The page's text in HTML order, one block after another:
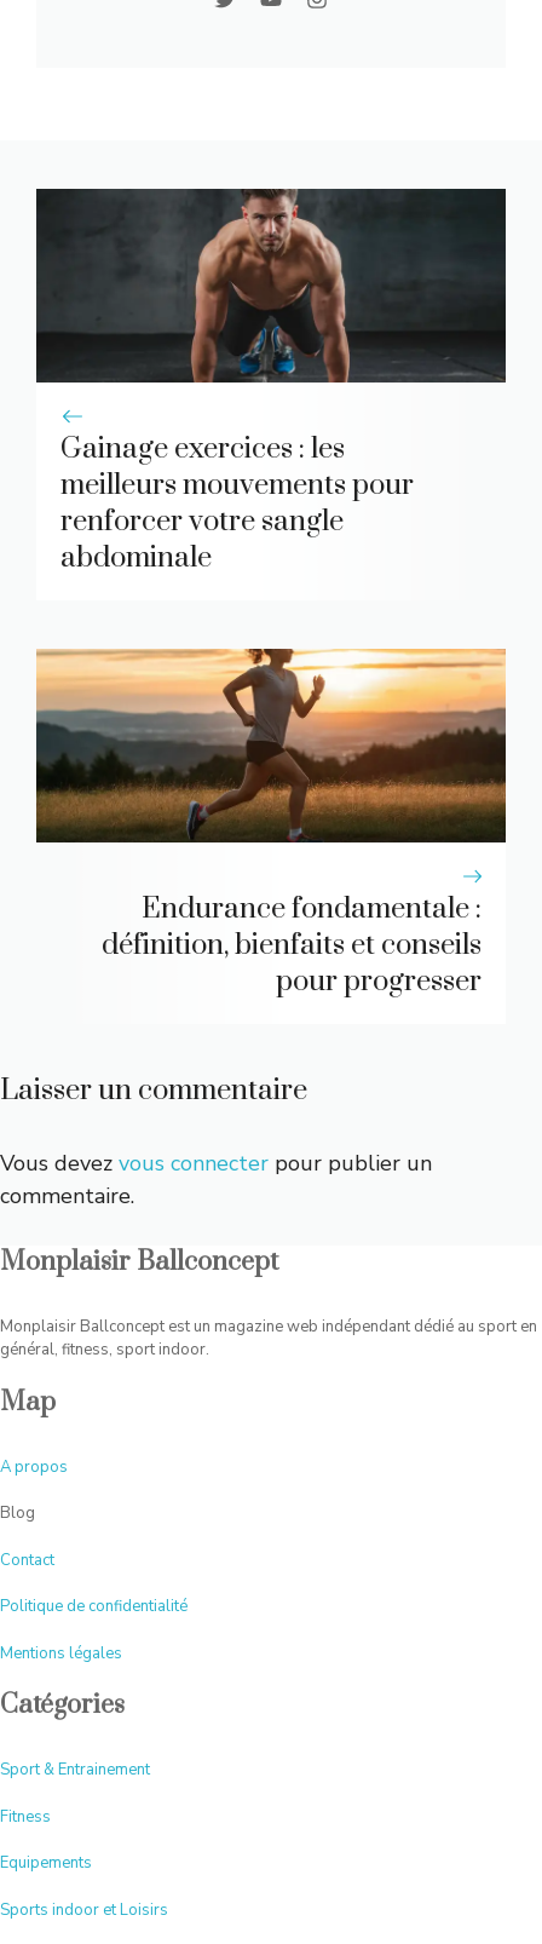
Gainage exercices : les
meilleurs mouvements pour
renforcer votre sangle
abdominale
Endurance fondamentale :
définition, bienfaits et conseils
pour progresser
Laisser un commentaire
Vous devez vous connecter pour publier un
commentaire.
Monplaisir Ballconcept
Monplaisir Ballconcept est un magazine web indépendant dédié au sport en
général, fitness, sport indoor.
Map
Apropos
Blog
Contact
Politique de confidentialité
Mentions légales
Catégories
Sport & Entrainement
Fitness
Equipements
Sports indoor et Loisirs